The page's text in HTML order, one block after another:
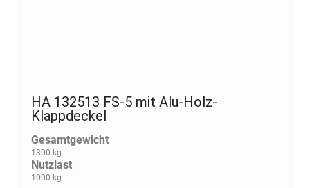
HA 132513 FS-5 mit Alu-Holz-
Klappdeckel
Gesamtgewicht
1300 kg
Nutzlast
1000 kg